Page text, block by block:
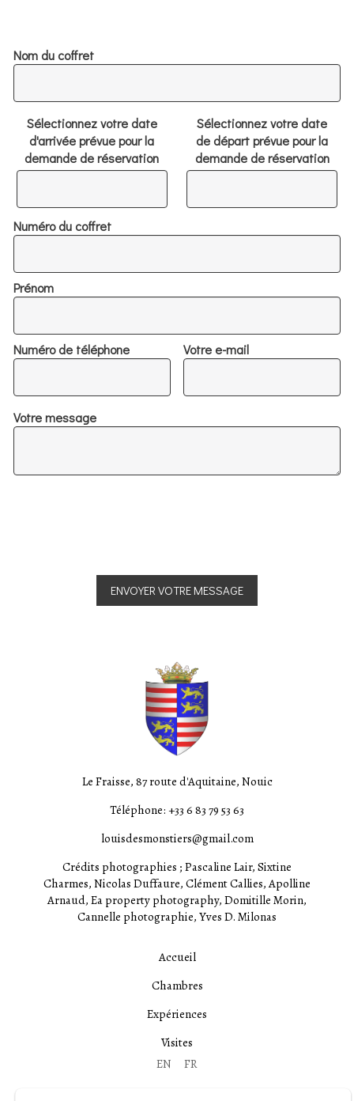
Nom du coffret
Sélectionnez votre date
d'arrivée prévue pour la
demande de réservation
Sélectionnez votre date
de départ prévue pour la
demande de réservation
Numéro du coffret
Prénom
Numéro de téléphone Votre e-mail
Votre message
Le Fraisse, 87 route d'Aquitaine, Nouic
Téléphone: +33 6 83 79 53 63
louisdesmonstiers@gmail.com
Crédits photographies ; Pascaline Lair, Sixtine
Charmes, Nicolas Duffaure, Clément Callies, Apolline
Arnaud, Ea property photography, Domitille Morin,
Cannelle photographie, Yves D. Milonas
Accueil
Chambres
Expériences
Visites
EN
FR